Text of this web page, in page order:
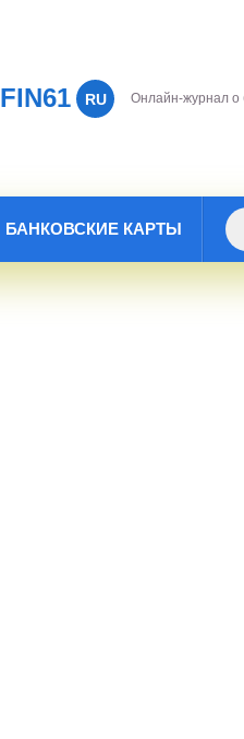
FIN61 RU Онлайн-журнал о
БАНКОВСКИЕ КАРТЫ